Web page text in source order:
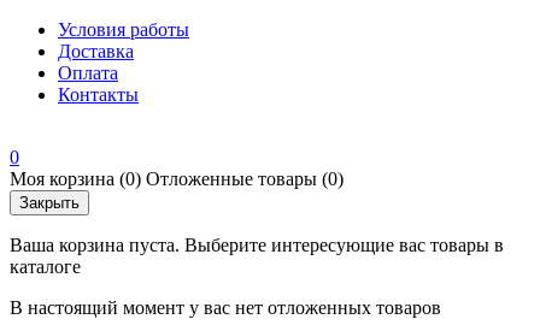
Условия работы
Доставка
Оплата
Контакты
0
Моя корзина (0) Отложенные товары (0)
Закрыть
Ваша корзина пуста. Выберите интересующие вас товары в
каталоге
В настоящий момент у вас нет отложенных товаров